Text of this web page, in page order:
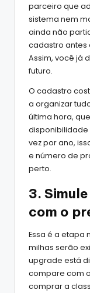
parceiro que
sistema nem
ainda não
cadastro antes
Assim, você já
futuro.
O cadastro
a organizar
última hora,
disponibilidade
vez por ano,
e número de
perto.
3.
com o
Essa é a etapa
milhas serão
upgrade está
compare com
comprar a